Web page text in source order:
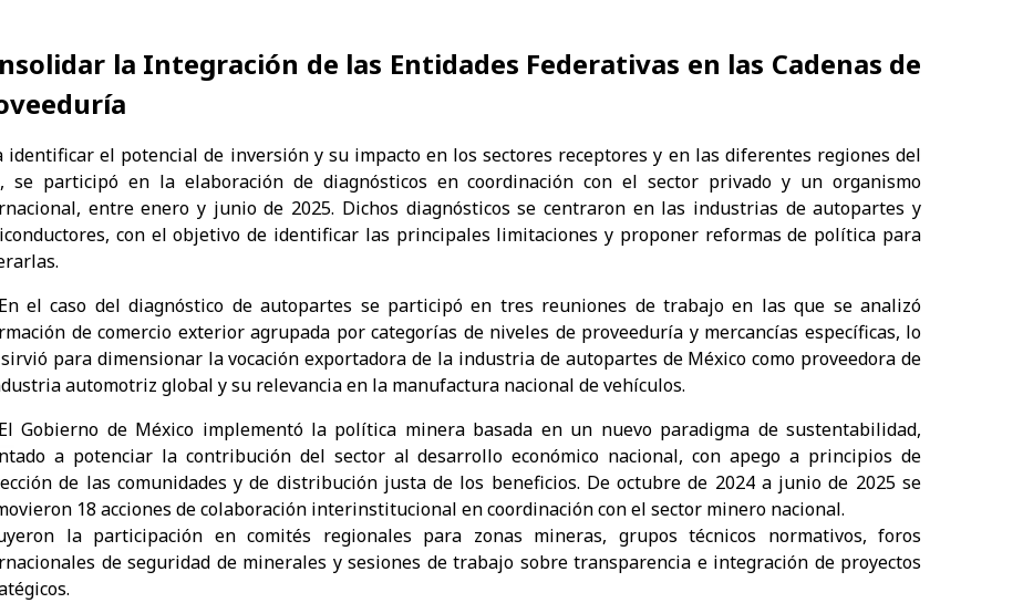
la Integración de las Entidades Federativas en las Cadenas de
identificar el potencial de inversión y su impacto en los sectores receptores y en las diferentes regiones del
se participó en la elaboración de diagnósticos en coordinación con el sector privado y un organismo
entre enero y junio de 2025. Dichos diagnósticos se centraron en las industrias de autopartes y
con el objetivo de identificar las principales limitaciones y proponer reformas de política para
el caso del diagnóstico de autopartes se participó en tres reuniones de trabajo en las que se analizó
de comercio exterior agrupada por categorías de niveles de proveeduría y mercancías específicas, lo
para dimensionar la vocación exportadora de la industria de autopartes de México como proveedora de
automotriz global y su relevancia en la manufactura nacional de vehículos.
de México implementó la política minera basada en un nuevo paradigma de sustentabilidad,
a potenciar la contribución del sector al desarrollo económico nacional, con apego a principios de
de las comunidades y de distribución justa de los beneficios. De octubre de 2024 a junio de 2025 se
18 acciones de colaboración interinstitucional en coordinación con el sector minero nacional.
la participación en comités regionales para zonas mineras, grupos técnicos normativos, foros
de seguridad de minerales y sesiones de trabajo sobre transparencia e integración de proyectos